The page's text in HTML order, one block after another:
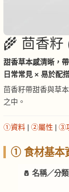
🌾 茴香籽
甜香草本感清晰，
日常常見 × 易於配
茴香籽帶甜香與草
之中。
①資料 | ②屬性 | ③
① 食材基本
🧂 名稱／分類